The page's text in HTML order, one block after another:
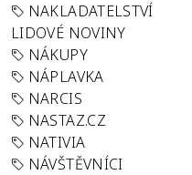
NAKLADATELSTVÍ
LIDOVÉ NOVINY
NÁKUPY
NÁPLAVKA
NARCIS
NASTAZ.CZ
NATIVIA
NÁVŠTĚVNÍCI